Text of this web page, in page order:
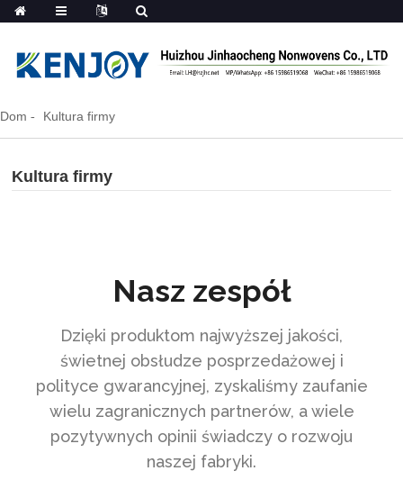
Dom Kultura firmy
Kultura firmy
Nasz zespół
Dzięki produktom najwyższej jakości,
świetnej obsłudze posprzedażowej i
polityce gwarancyjnej, zyskaliśmy zaufanie
wielu zagranicznych partnerów, a wiele
pozytywnych opinii świadczy o rozwoju
naszej fabryki.